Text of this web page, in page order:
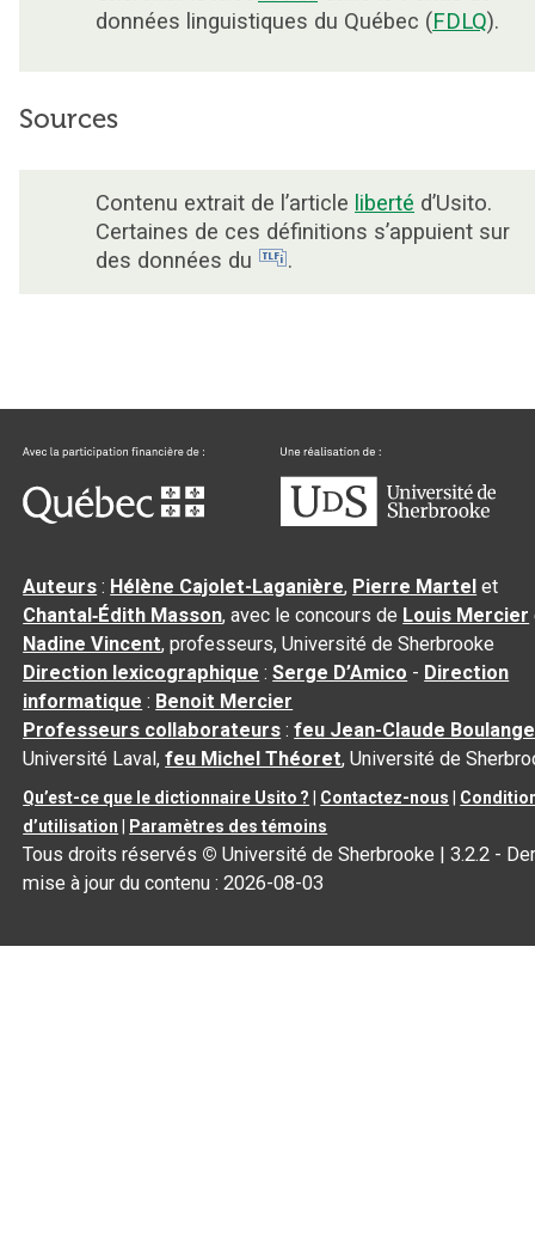
données linguistiques du Québec (FDLQ).
Sources
Contenu extrait de l’article liberté d’Usito.
Certaines de ces définitions s’appuient sur
des données du
.
Auteurs : Hélène Cajolet-Laganière, Pierre Martel et
Chantal‑Édith Masson, avec le concours de Louis Mercier
Nadine Vincent, professeurs, Université de Sherbrooke
Direction lexicographique :Serge D’Amico - Direction
informatique : Benoit Mercier
Professeurs collaborateurs :feu Jean-Claude
Université Laval,feu Michel Théoret, Université de
Qu’est-ce que le dictionnaire Usito ? Contactez-nous
d’utilisation
Paramètres des témoins
Tous droits réservés © Université de Sherbrooke |3.2.2 -
mise à jour du contenu :2026-08-03